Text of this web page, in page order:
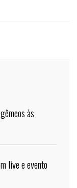
às
live e evento